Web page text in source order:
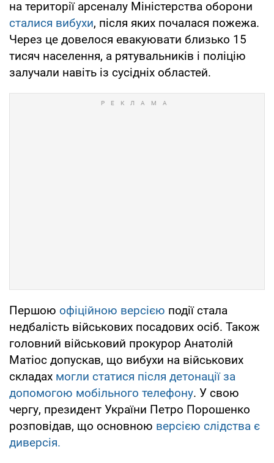
на території арсеналу Міністерства оборони
сталися вибухи, після яких почалася пожежа.
Через це довелося евакуювати близько 15
тисяч населення, а рятувальників і поліцію
залучали навіть із сусідніх областей.
Першою офіційною версією події стала
недбалість військових посадових осіб. Також
головний військовий прокурор Анатолій
Матіос допускав, що вибухи на військових
складах могли статися після детонації за
допомогою мобільного телефону. У свою
чергу, президент України Петро Порошенко
розповідав, що основною версією слідства є
диверсія.